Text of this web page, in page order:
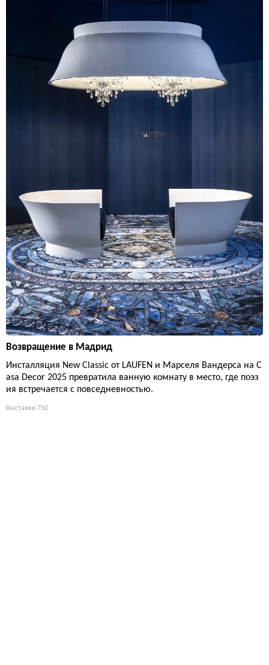
Возвращение в Мадрид
Инсталляция New Classic от LAUFEN и Марселя Вандерса на C
asa Decor 2025 превратила ванную комнату в место, где поэз
ия встречается с повседневностью.
Выставки 750